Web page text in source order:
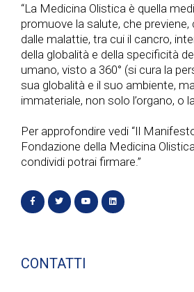
“La Medicina Olistica è quella
promuove la salute, che previene,
dalle malattie, tra cui il cancro,
della globalità e della specificità
umano, visto a 360° (si cura la
sua globalità e il suo ambiente,
immateriale, non solo l’organo, o
Per approfondire vedi “Il
Fondazione della Medicina
condividi potrai firmare.”
CONTATTI